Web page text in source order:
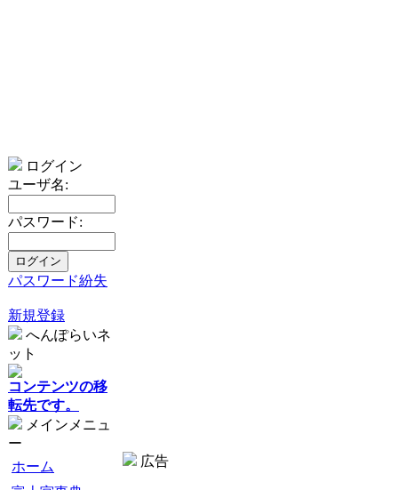
ログイン
ユーザ名:
パスワード:
パスワード紛失
新規登録
へんぽらいネ
ット
コンテンツの移
転先です。
メインメニュ
ー
ホーム
広告